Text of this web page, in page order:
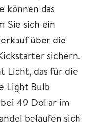
können das
Sie sich ein
über die
sichern.
Licht, das für die
Light Bulb
49 Dollar im
belaufen sich